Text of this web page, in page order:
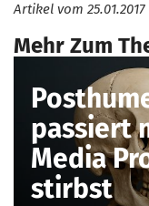
Artikel vom 25.01.2017
Mehr Zum
passiert
Media
stirbst